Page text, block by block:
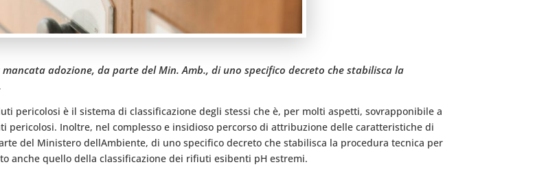
adozione, da parte del Min. Amb., di uno specifico decreto che stabilisca la
pericolosi è il sistema di classificazione degli stessi che è, per molti aspetti, sovrapponibile a
pericolosi. Inoltre, nel complesso e insidioso percorso di attribuzione delle caratteristiche di
del Ministero dellAmbiente, di uno specifico decreto che stabilisca la procedura tecnica per
anche quello della classificazione dei rifiuti esibenti pH estremi.